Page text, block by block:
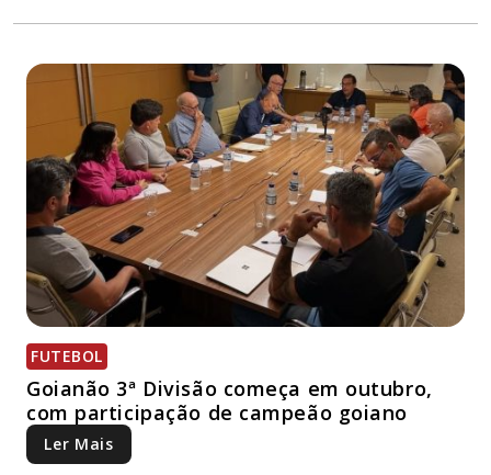
FUTEBOL
Goianão 3ª Divisão começa em outubro,
com participação de campeão goiano
Ler Mais